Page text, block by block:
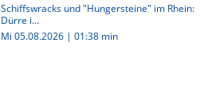
Schiffswracks und "Hungersteine" im Rhein:
Dürre i...
Mi 05.08.2026 | 01:38 min